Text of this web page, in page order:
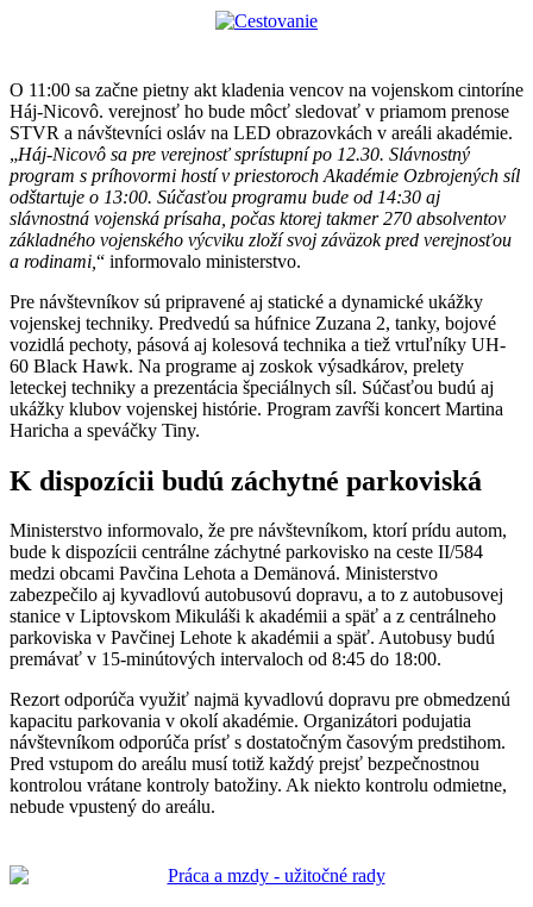
O 11:00 sa začne pietny akt kladenia vencov na vojenskom cintoríne
Háj-Nicovô. verejnosť ho bude môcť sledovať v priamom prenose
STVR a návštevníci osláv na LED obrazovkách v areáli akadémie.
„Háj-Nicovô sa pre verejnosť sprístupní po 12.30. Slávnostný
program s príhovormi hostí v priestoroch Akadémie Ozbrojených síl
odštartuje o 13:00. Súčasťou programu bude od 14:30 aj
slávnostná vojenská prísaha, počas ktorej takmer 270 absolventov
základného vojenského výcviku zloží svoj záväzok pred verejnosťou
a rodinami, “ informovalo ministerstvo.
Pre návštevníkov sú pripravené aj statické a dynamické ukážky
vojenskej techniky. Predvedú sa húfnice Zuzana 2, tanky, bojové
vozidlá pechoty, pásová aj kolesová technika a tiež vrtuľníky UH-
60 Black Hawk. Na programe aj zoskok výsadkárov, prelety
leteckej techniky a prezentácia špeciálnych síl. Súčasťou budú aj
ukážky klubov vojenskej histórie. Program zavŕši koncert Martina
Haricha a speváčky Tiny.
K dispozícii budú záchytné parkoviská
Ministerstvo informovalo, že pre návštevníkom, ktorí prídu autom,
bude k dispozícii centrálne záchytné parkovisko na ceste II/584
medzi obcami Pavčina Lehota a Demänová. Ministerstvo
zabezpečilo aj kyvadlovú autobusovú dopravu, a to z autobusovej
stanice v Liptovskom Mikuláši k akadémii a späť a z centrálneho
parkoviska v Pavčinej Lehote k akadémii a späť. Autobusy budú
premávať v 15-minútových intervaloch od 8:45 do 18:00.
Rezort odporúča využiť najmä kyvadlovú dopravu pre obmedzenú
kapacitu parkovania v okolí akadémie. Organizátori podujatia
návštevníkom odporúča prísť s dostatočným časovým predstihom.
Pred vstupom do areálu musí totiž každý prejsť bezpečnostnou
kontrolou vrátane kontroly batožiny. Ak niekto kontrolu odmietne,
nebude vpustený do areálu.